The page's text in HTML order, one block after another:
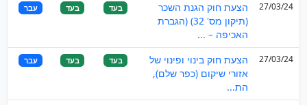
27/03/24
הצעת חוק הגנת השכר
(תיקון מס' 32) (הגברת
האכיפה – ...
בעד בעד עבר
27/03/24
הצעת חוק בינוי ופינוי של
אזורי שיקום (כפר שלם),
הת...
בעד בעד עבר